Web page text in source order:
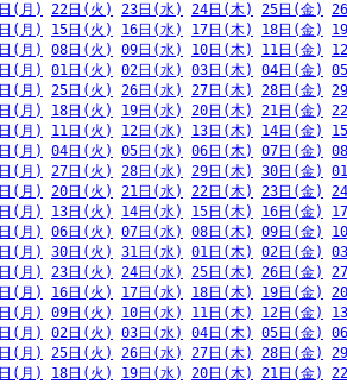
(月) 22日(火) 23日(水) 24日(木) 25日(金)
(月) 15日(火) 16日(水) 17日(木) 18日(金)
(月) 08日(火) 09日(水) 10日(木) 11日(金)
(月) 01日(火) 02日(水) 03日(木) 04日(金)
(月) 25日(火) 26日(水) 27日(木) 28日(金)
(月) 18日(火) 19日(水) 20日(木) 21日(金)
(月) 11日(火) 12日(水) 13日(木) 14日(金)
(月) 04日(火) 05日(水) 06日(木) 07日(金)
(月) 27日(火) 28日(水) 29日(木) 30日(金)
(月) 20日(火) 21日(水) 22日(木) 23日(金)
(月) 13日(火) 14日(水) 15日(木) 16日(金)
(月) 06日(火) 07日(水) 08日(木) 09日(金)
(月) 30日(火) 31日(水) 01日(木) 02日(金)
(月) 23日(火) 24日(水) 25日(木) 26日(金)
(月) 16日(火) 17日(水) 18日(木) 19日(金)
(月) 09日(火) 10日(水) 11日(木) 12日(金)
(月) 02日(火) 03日(水) 04日(木) 05日(金)
(月) 25日(火) 26日(水) 27日(木) 28日(金)
(月) 18日(火) 19日(水) 20日(木) 21日(金)